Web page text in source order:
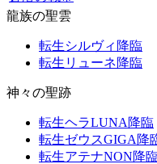
龍族の聖雲
転生シルヴィ降臨
転生リューネ降臨
神々の聖跡
転生ヘラLUNA降臨
転生ゼウスGIGA降
転生アテナNON降